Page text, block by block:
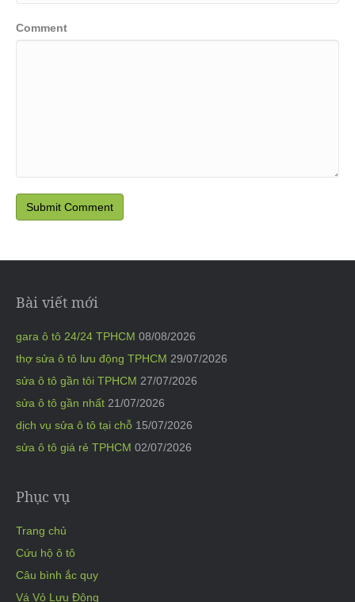
Comment
Bài viết mới
gara ô tô 24/24 TPHCM 08/08/2026
thợ sửa ô tô lưu động TPHCM 29/07/2026
sửa ô tô gần tôi TPHCM 27/07/2026
sửa ô tô gần nhất 21/07/2026
dịch vụ sửa ô tô tại chỗ 15/07/2026
sửa ô tô giá rẻ TPHCM 02/07/2026
Phục vụ
Trang chủ
Cứu hộ ô tô
Câu bình ắc quy
Vá Vỏ Lưu Động